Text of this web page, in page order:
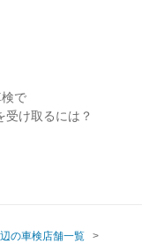
で
受け取るには？
の車検店舗一覧